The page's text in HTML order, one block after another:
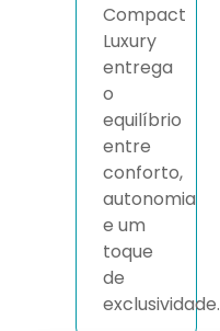
Compact
Luxury
entrega
o
equilíbrio
entre
conforto,
autonomia
e um
toque
de
exclusividade.